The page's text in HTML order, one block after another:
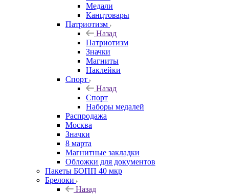
Медали
Канцтовары
Патриотизм
Назад
Патриотизм
Значки
Магниты
Наклейки
Спорт
Назад
Спорт
Наборы медалей
Распродажа
Москва
Значки
8 марта
Магнитные закладки
Обложки для документов
Пакеты БОПП 40 мкр
Брелоки
Назад